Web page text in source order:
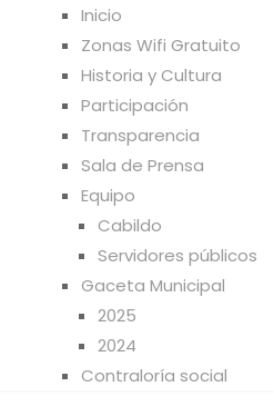
Inicio
Zonas Wifi Gratuito
Historia y Cultura
Participación
Transparencia
Sala de Prensa
Equipo
Cabildo
Servidores públicos
Gaceta Municipal
2025
2024
Contraloría social